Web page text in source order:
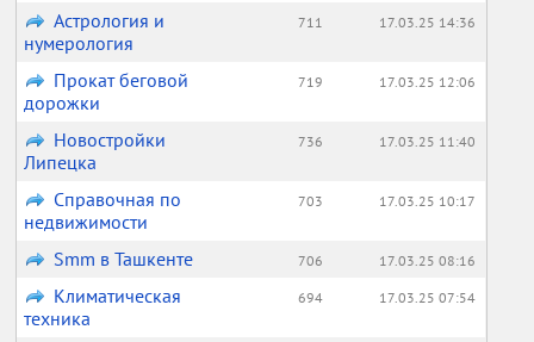
Астрология и
нумерология
711 17.03.25 14:36
Прокат беговой
дорожки
719 17.03.25 12:06
Новостройки
Липецка
736 17.03.25 11:40
Справочная по
недвижимости
703 17.03.25 10:17
Smm в Ташкенте 706 17.03.25 08:16
Климатическая
техника
694 17.03.25 07:54